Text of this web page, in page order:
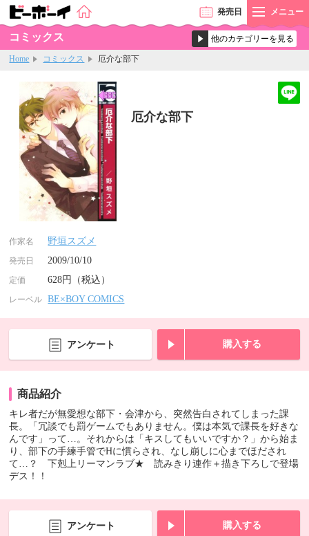
発売日 メニュー
コミックス
Home コミックス 厄介な部下
厄介な部下
作家名 野垣スズメ
発売日 2009/10/10
定価 628円（税込）
レーベル BE×BOY COMICS
アンケート 購入する
商品紹介
キレ者だが無愛想な部下・会津から、突然告白されてしまった課
長。「冗談でも罰ゲームでもありません。僕は本気で課長を好きな
んです」って…。それからは「キスしてもいいですか？」から始ま
り、部下の手練手管でHに慣らされ、なし崩しに心までほだされ
て…？ 下剋上リーマンラブ★ 読みきり連作＋描き下ろしで登場
デス！！
アンケート 購入する